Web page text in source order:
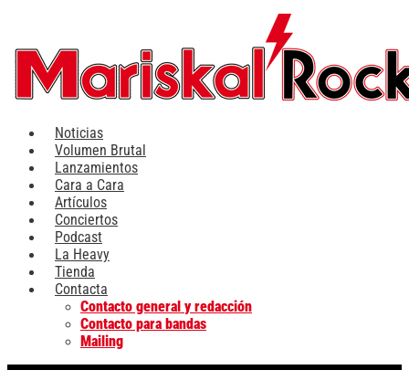
contenido
Noticias
Volumen Brutal
Lanzamientos
Cara a Cara
Artículos
Conciertos
Podcast
La Heavy
Tienda
Contacta
Contacto general y redacción
Contacto para bandas
Mailing